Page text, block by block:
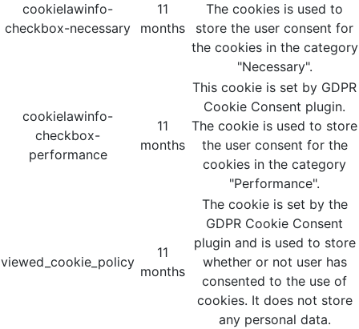
cookielawinfo-
checkbox-necessary
11
months
The cookies is used to
store the user consent for
the cookies in the category
"Necessary".
cookielawinfo-
checkbox-
performance
11
months
This cookie is set by GDPR
Cookie Consent plugin.
The cookie is used to store
the user consent for the
cookies in the category
"Performance".
viewed_cookie_policy
11
months
The cookie is set by the
GDPR Cookie Consent
plugin and is used to store
whether or not user has
consented to the use of
cookies. It does not store
any personal data.